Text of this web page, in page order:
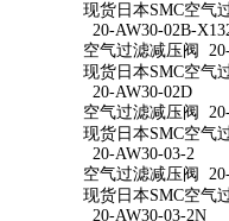
现货日本SMC空气
20-AW30-02B-
空气过滤减压阀
现货日本SMC空气
20-AW30-02D
空气过滤减压阀
现货日本SMC空气
20-AW30-03-2
空气过滤减压阀
现货日本SMC空气
20-AW30-03-2N